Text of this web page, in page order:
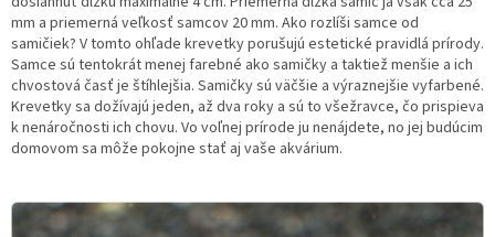
mm a priemerná veľkosť samcov 20 mm. Ako rozlíši samce od
samičiek? V tomto ohľade krevetky porušujú estetické pravidlá prírody.
Samce sú tentokrát menej farebné ako samičky a taktiež menšie a ich
chvostová časť je štíhlejšia. Samičky sú väčšie a výraznejšie vyfarbené.
Krevetky sa dožívajú jeden, až dva roky a sú to všežravce, čo prispieva
k nenáročnosti ich chovu. Vo voľnej prírode ju nenájdete, no jej budúcim
domovom sa môže pokojne stať aj vaše akvárium.